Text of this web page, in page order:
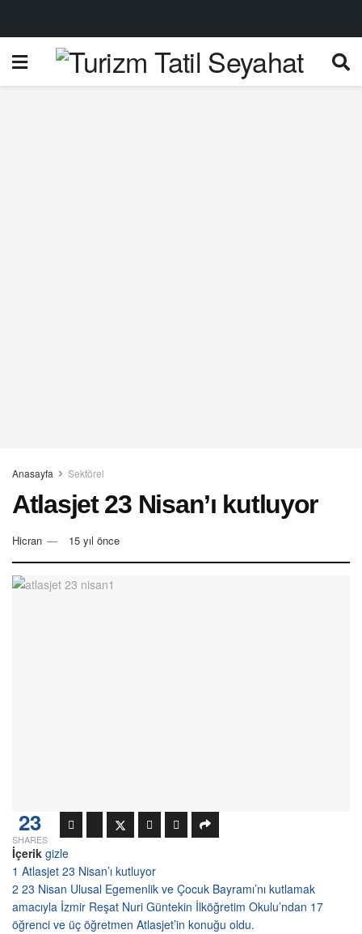
Anasayfa Sektörel
Atlasjet 23 Nisan’ı kutluyor
Hicran 15 yıl önce
23
SHARES
İçerik gizle
1 Atlasjet 23 Nisan’ı kutluyor
2 23 Nisan Ulusal Egemenlik ve Çocuk Bayramı’nı kutlamak
amacıyla İzmir Reşat Nuri Güntekin İlköğretim Okulu’ndan 17
öğrenci ve üç öğretmen Atlasjet’in konuğu oldu.